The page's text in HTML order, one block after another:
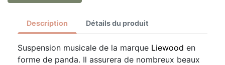
Description Détails du produit
Suspension musicale de la marque Liewood en
forme de panda. Il assurera de nombreux beaux